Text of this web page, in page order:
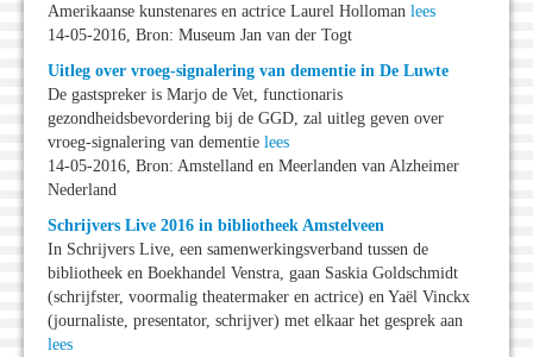
Amerikaanse kunstenares en actrice Laurel Holloman lees
14-05-2016, Bron: Museum Jan van der Togt
Uitleg over vroeg-signalering van dementie in De Luwte
De gastspreker is Marjo de Vet, functionaris
gezondheidsbevordering bij de GGD, zal uitleg geven over
vroeg-signalering van dementie lees
14-05-2016, Bron: Amstelland en Meerlanden van Alzheimer
Nederland
Schrijvers Live 2016 in bibliotheek Amstelveen
In Schrijvers Live, een samenwerkingsverband tussen de
bibliotheek en Boekhandel Venstra, gaan Saskia Goldschmidt
(schrijfster, voormalig theatermaker en actrice) en Yaël Vinckx
(journaliste, presentator, schrijver) met elkaar het gesprek aan
lees